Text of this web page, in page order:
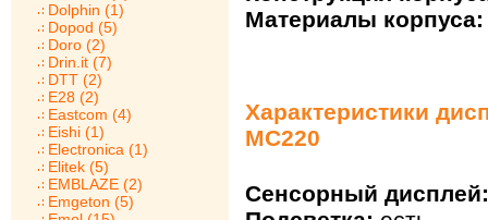
Dolphin (1)
Dopod (5)
Doro (2)
Drin.it (7)
DTT (2)
E28 (2)
Eastcom (4)
Eishi (1)
Electronica (1)
Elitek (5)
EMBLAZE (2)
Emgeton (5)
Материалы корпуса:
Характеристики
MC220
Сенсорный дисплей: